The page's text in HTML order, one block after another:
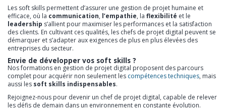
Les soft skills permettent d’assurer une gestion de projet humaine et
efficace, où la communication, l’empathie, la flexibilité et le
leadership s’allient pour maximiser les performances et la satisfaction
des clients. En cultivant ces qualités, les chefs de projet digital peuvent se
démarquer et s’adapter aux exigences de plus en plus élevées des
entreprises du secteur.
Envie de développer vos soft skills ?
Nos formations en gestion de projet digital proposent des parcours
complet pour acquérir non seulement les compétences techniques, mais
aussi les soft skills indispensables.
Rejoignez-nous pour devenir un chef de projet digital, capable de relever
les défis de demain dans un environnement en constante évolution.